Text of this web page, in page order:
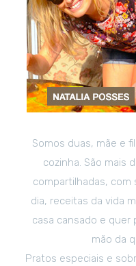
Somos duas, mãe e
cozinha. São mais
compartilhadas, com
dia, receitas da vida
casa cansado e quer
mão da
Pratos especiais e